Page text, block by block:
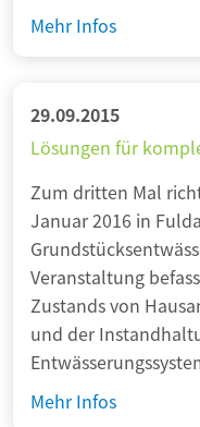
f
l
e
t
u
P
o
l
i
t
i
k
u
n
F
Mehr InfosM
d
e
K
i
-
P
a
s
s
i
29.09.2015
Lösungen für
Zum dritten Mal
Januar 2016 in
Veranstaltung
Zustands von
und der
Mehr InfosL